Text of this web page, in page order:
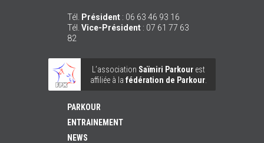
Tél. Président : 06 63 46 93 16
Tél. Vice-Président : 07 61 77 63
82
L’association Saïmiri Parkourest
affiliée à la fédération de Parkour.
PARKOUR
ENTRAINEMENT
NEWS